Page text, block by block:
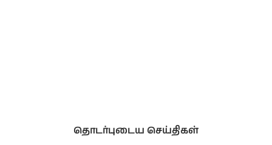
தொடர்புடைய செய்திகள்